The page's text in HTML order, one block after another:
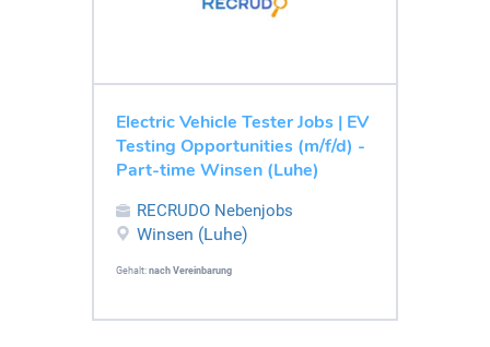
Electric Vehicle Tester Jobs | EV
Testing Opportunities (m/f/d) -
Part-time Winsen (Luhe)
RECRUDO Nebenjobs
Winsen (Luhe)
Gehalt: nach Vereinbarung